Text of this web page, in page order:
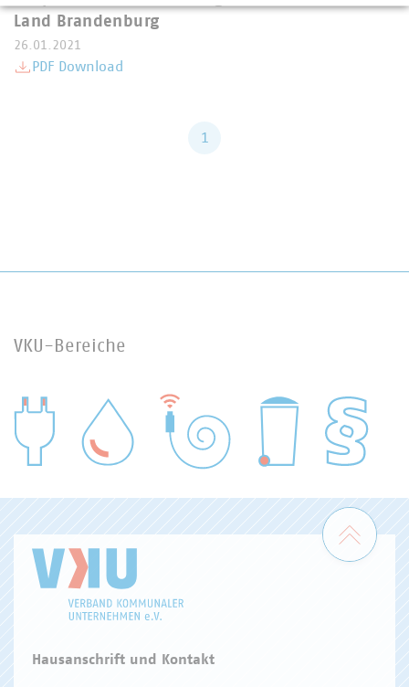
Land Brandenburg
26.01.2021
PDF Download
1
VKU-Bereiche
WASSER/ABWASSER
Zum
Hausanschrift und Kontakt